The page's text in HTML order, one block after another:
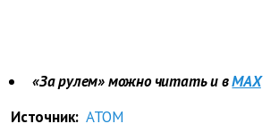
«За рулем» можно читать и вMAX
Источник: АТОМ